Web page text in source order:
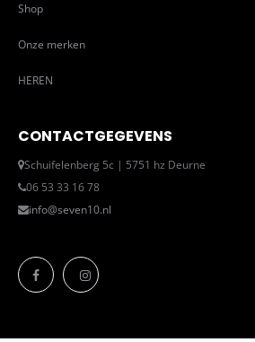
Shop
Onze merken
HEREN
CONTACTGEGEVENS
Schuifelenberg 5c | 5751 hz Deurne
06 53 33 16 78
info@seven10.nl